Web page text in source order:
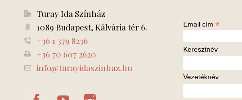
Turay Ida Színház
1089 Budapest, Kálvária tér 6.
+36 1 379 8236
+36 70 607 2620
info@turayidaszinhaz.hu
Email cím *
Keresztnév
Vezetéknév